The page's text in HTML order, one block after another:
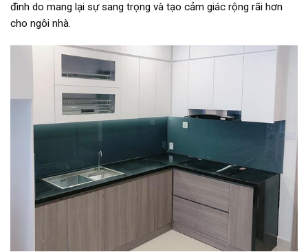
đình do mang lại sự sang trọng và tạo cảm giác rộng rãi hơn
cho ngôi nhà.